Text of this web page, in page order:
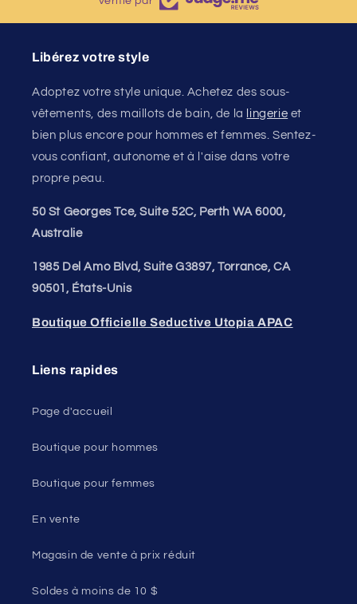
Libérez votre style
Adoptez votre style unique. Achetez des sous-
vêtements, des maillots de bain, de la
lingerie et
bien plus encore pour hommes et femmes. Sentez-
vous confiant, autonome et à l'aise dans votre
propre peau.
50 St Georges Tce, Suite 52C, Perth WA 6000,
Australie
1985 Del Amo Blvd, Suite G3897, Torrance, CA
90501, États-Unis
Boutique Officielle Seductive Utopia APAC
Liens rapides
Page d'accueil
Boutique pour hommes
Boutique pour femmes
En vente
Magasin de vente à prix réduit
Soldes à moins de 10 $